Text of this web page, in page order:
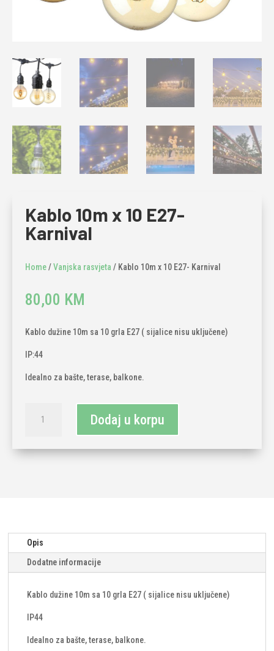
Kablo 10m x 10 E27-
Karnival
Home/Vanjska rasvjeta / Kablo 10m x 10 E27- Karnival
80,00 KM
Kablo dužine 10m sa 10 grla E27 ( sijalice nisu uključene)
IP:44
Idealno za bašte, terase, balkone.
10
Dodaj u korpu
Opis
Dodatne informacije
Kablo dužine 10m sa 10 grla E27 ( sijalice nisu uključene)
IP44
Idealno za bašte, terase, balkone.